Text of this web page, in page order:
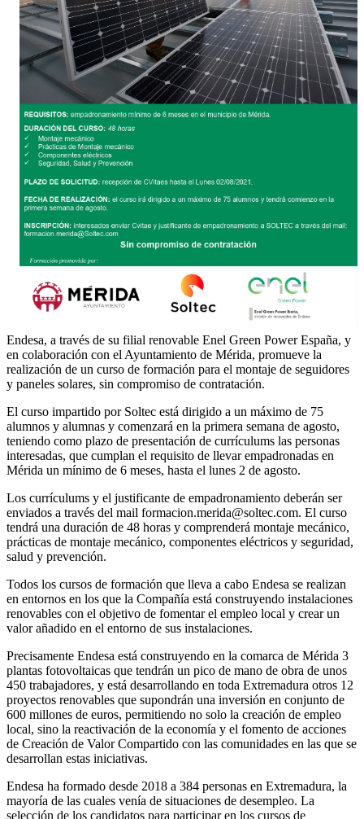
Endesa, a través de su filial renovable Enel Green Power España, y
en colaboración con el Ayuntamiento de Mérida, promueve la
realización de un curso de formación para el montaje de seguidores
y paneles solares, sin compromiso de contratación.
El curso impartido por Soltec está dirigido a un máximo de 75
alumnos y alumnas y comenzará en la primera semana de agosto,
teniendo como plazo de presentación de currículums las personas
interesadas, que cumplan el requisito de llevar empadronadas en
Mérida un mínimo de 6 meses, hasta el lunes 2 de agosto.
Los currículums y el justificante de empadronamiento deberán ser
enviados a través del mail formacion.merida@soltec.com. El curso
tendrá una duración de 48 horas y comprenderá montaje mecánico,
prácticas de montaje mecánico, componentes eléctricos y seguridad,
salud y prevención.
Todos los cursos de formación que lleva a cabo Endesa se realizan
en entornos en los que la Compañía está construyendo instalaciones
renovables con el objetivo de fomentar el empleo local y crear un
valor añadido en el entorno de sus instalaciones.
Precisamente Endesa está construyendo en la comarca de Mérida 3
plantas fotovoltaicas que tendrán un pico de mano de obra de unos
450 trabajadores, y está desarrollando en toda Extremadura otros 12
proyectos renovables que supondrán una inversión en conjunto de
600 millones de euros, permitiendo no solo la creación de empleo
local, sino la reactivación de la economía y el fomento de acciones
de Creación de Valor Compartido con las comunidades en las que se
desarrollan estas iniciativas.
Endesa ha formado desde 2018 a 384 personas en Extremadura, la
mayoría de las cuales venía de situaciones de desempleo. La
selección de los candidatos para participar en los cursos de